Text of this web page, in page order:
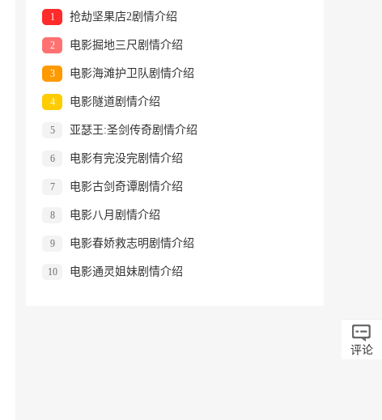
评论
1 抢劫坚果店2剧情介绍
2 电影掘地三尺剧情介绍
3 电影海滩护卫队剧情介绍
4 电影隧道剧情介绍
5 亚瑟王:圣剑传奇剧情介绍
6 电影有完没完剧情介绍
7 电影古剑奇谭剧情介绍
8 电影八月剧情介绍
9 电影春娇救志明剧情介绍
10 电影通灵姐妹剧情介绍